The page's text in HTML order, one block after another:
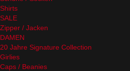
Shirts
SALE
Zipper / Jacken
DAMEN
20 Jahre Signature Collection
Girlies
Caps / Beanies